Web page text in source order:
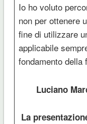
Io ho voluto
non per ottenere
fine di utilizzare
applicabile
fondamento della
Luciano
La